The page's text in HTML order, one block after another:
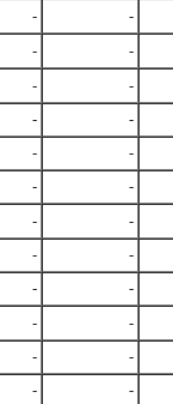
- -
- -
- -
- -
- -
- -
- -
- -
- -
- -
- -
- -